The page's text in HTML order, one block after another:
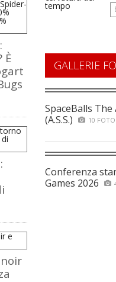
È
GALLERIE
SpaceBalls
(A.S.S.)
10 FOTO
Conferenza
Games 2026